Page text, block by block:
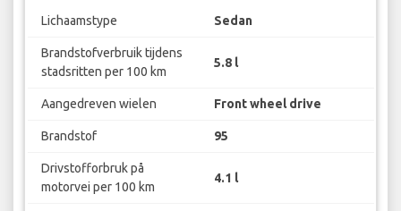
Lichaamstype Sedan
Brandstofverbruik tijdens
stadsritten per 100 km
5.8 l
Aangedreven wielen Front wheel drive
Brandstof 95
Drivstofforbruk på
motorvei per 100 km
4.1 l